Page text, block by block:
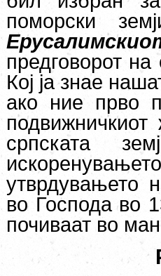
поморски
предговорот на
Кој ја знае
ако ние прво
српската
утврдувањето
во Господа во
почиваат во